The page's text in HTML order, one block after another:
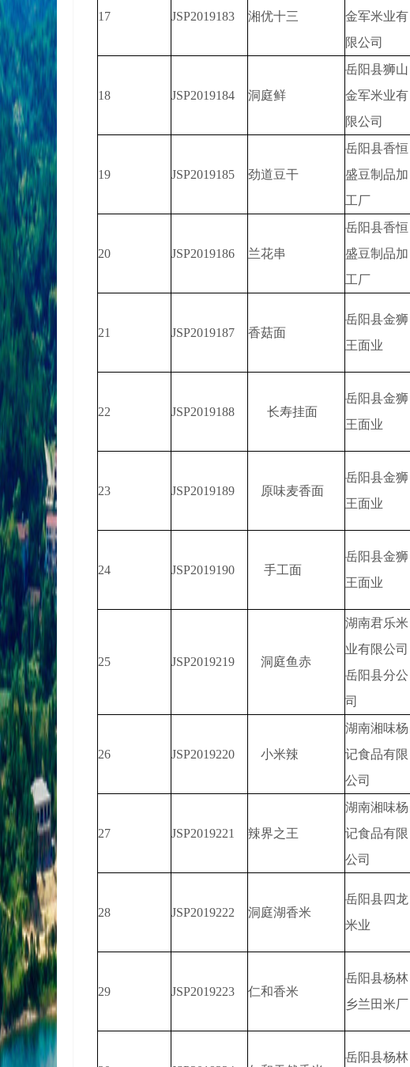
17 JSP2019183 湘优十三
金军米业有
限公司
18 JSP2019184 洞庭鲜
岳阳县狮山
金军米业有
限公司
19 JSP2019185 劲道豆干
岳阳县香恒
盛豆制品加
工厂
20 JSP2019186 兰花串
岳阳县香恒
盛豆制品加
工厂
21 JSP2019187 香菇面
岳阳县金狮
王面业
22 JSP2019188 长寿挂面
岳阳县金狮
王面业
23 JSP2019189 原味麦香面
岳阳县金狮
王面业
24 JSP2019190 手工面
岳阳县金狮
王面业
25 JSP2019219 洞庭鱼赤
湖南君乐米
业有限公司
岳阳县分公
司
26 JSP2019220 小米辣
湖南湘味杨
记食品有限
公司
27 JSP2019221 辣界之王
湖南湘味杨
记食品有限
公司
28 JSP2019222 洞庭湖香米
岳阳县四龙
米业
29 JSP2019223 仁和香米
岳阳县杨林
乡兰田米厂
岳阳县杨林